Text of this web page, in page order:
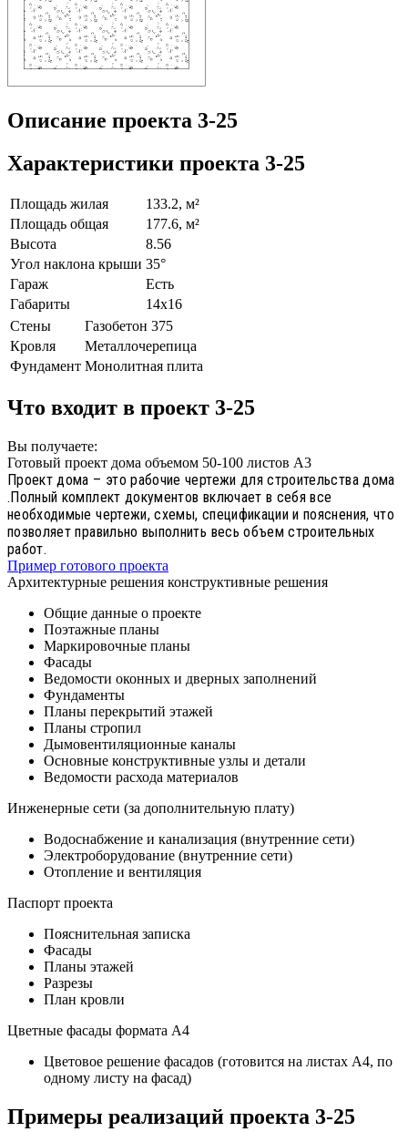
Описание проекта 3-25
Характеристики проекта 3-25
Площадь жилая
133.2, м²
Площадь общая
177.6, м²
Высота
8.56
Угол наклона крыши 35°
Гараж
Есть
Габариты
14х16
Стены
Газобетон 375
Кровля
Металлочерепица
Фундамент Монолитная плита
Что входит в проект 3-25
Вы получаете:
Готовый проект дома объемом 50-100 листов А3
Проект дома – это рабочие чертежи для строительства дома
.Полный комплект документов включает в себя все
необходимые чертежи, схемы, спецификации и пояснения, что
позволяет правильно выполнить весь объем строительных
работ.
Пример готового проекта
Архитектурные решения конструктивные решения
Общие данные о проекте
Поэтажные планы
Маркировочные планы
Фасады
Ведомости оконных и дверных заполнений
Фундаменты
Планы перекрытий этажей
Планы стропил
Дымовентиляционные каналы
Основные конструктивные узлы и детали
Ведомости расхода материалов
Инженерные сети (за дополнительную плату)
Водоснабжение и канализация (внутренние сети)
Электроборудование (внутренние сети)
Отопление и вентиляция
Паспорт проекта
Пояснительная записка
Фасады
Планы этажей
Разрезы
План кровли
Цветные фасады формата А4
Цветовое решение фасадов (готовится на листах А4, по
одному листу на фасад)
Примеры реализаций проекта 3-25